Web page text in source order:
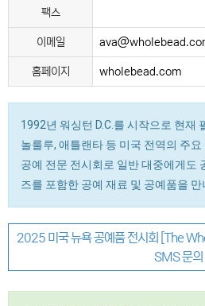
팩스
이메일
홈페이지 wholebead.com
1992년 워싱턴 D.C.를 시작으로 현재
놀룰루, 애틀랜타 등 미국 전역의 주
공예 전문 전시회로 일반 대중에게도
즈를 포함한 공예 재료 및 공예품을 만
2025 미국 뉴욕 공예품 전시회 [The
SMS 문의